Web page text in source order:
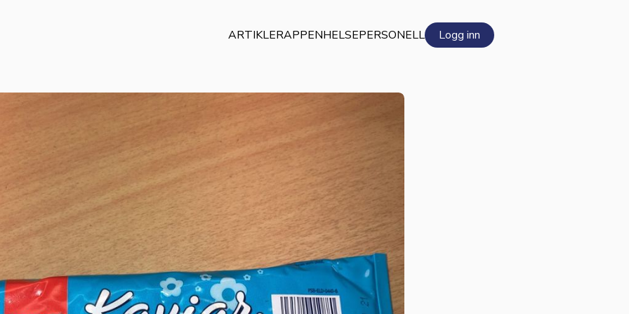
ARTIKLERAPPENHELSEPERSONELL Logg inn